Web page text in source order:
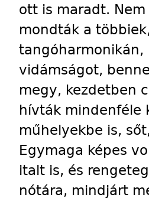
ott is maradt.
mondták a
tangóharmonikán,
vidámságot,
megy, kezdetben
hívták mindenféle
műhelyekbe is,
Egymaga képes
italt is, és
nótára, mindjárt